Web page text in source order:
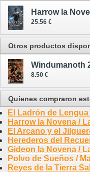
Harrow la
25.56 €
Otros productos
Windumanoth
8.50 €
Quienes compraron
El Ladrón de
Harrow la Novena /
El Arcano y el
Herederos del
Gideon la Novena /
Polvo de Sueños /
Reyes de la Tierra